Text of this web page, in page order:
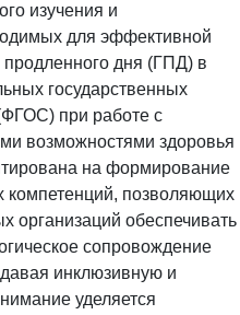
изучения и
для эффективной
продленного дня (ГПД) в
государственных
при работе с
возможностями здоровья
на формирование
компетенций, позволяющих
организаций обеспечивать
сопровождение
инклюзивную и
уделяется